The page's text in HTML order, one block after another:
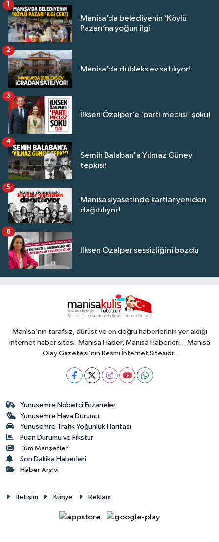
Manisa’da belediyenin ‘Köylü
Pazarı’na yoğun ilgi
Manisa’da dubleks ev satılıyor!
2
İlksen Özalper’e ‘parti meclisi’ şoku!
3
Semih Balaban'a Yılmaz Güney
tepkisi!
4
Manisa siyasetinde kartlar yeniden
dağıtılıyor!
5
İlksen Özalper sessizliğini bozdu
6
Manisa'nın tarafsız, dürüst ve en doğru haberlerinin yer aldığı
internet haber sitesi. Manisa Haber, Manisa Haberleri... Manisa
Olay Gazetesi'nin Resmi İnternet Sitesidir.
Yunusemre Nöbetçi Eczaneler
Yunusemre Hava Durumu
Yunusemre Trafik Yoğunluk Haritası
Puan Durumu ve Fikstür
Tüm Manşetler
Son Dakika Haberleri
Haber Arşivi
İletişim Künye Reklam